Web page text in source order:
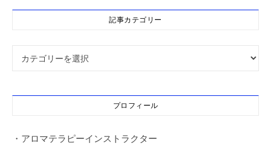
記事カテゴリー
記事カテゴリー
プロフィール
・アロマテラピーインストラクター